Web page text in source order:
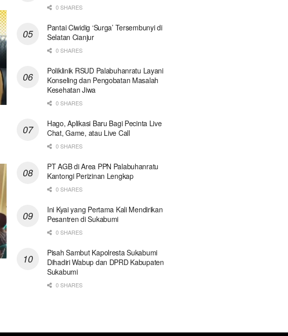
0 SHARES
Pantai Ciwidig ‘Surga’ Tersembunyi di
Selatan Cianjur
0 SHARES
Poliklinik RSUD Palabuhanratu Layani
Konseling dan Pengobatan Masalah
Kesehatan Jiwa
0 SHARES
Hago, Aplikasi Baru Bagi Pecinta Live
Chat, Game, atau Live Call
0 SHARES
PT AGB di Area PPN Palabuhanratu
Kantongi Perizinan Lengkap
0 SHARES
Ini Kyai yang Pertama Kali Mendirikan
Pesantren di Sukabumi
0 SHARES
Pisah Sambut Kapolresta Sukabumi
Dihadiri Wabup dan DPRD Kabupaten
Sukabumi
0 SHARES